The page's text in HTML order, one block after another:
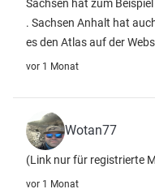
Sachsen hat zum
. Sachsen Anhalt hat
es den Atlas auf der
vor 1 Monat
Wotan77
(Link nur für registrierte
vor 1 Monat